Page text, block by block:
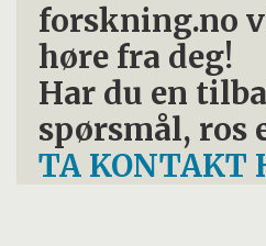
forskning.no
høre fra deg!
Har du en
spørsmål,
TA KONTAKT